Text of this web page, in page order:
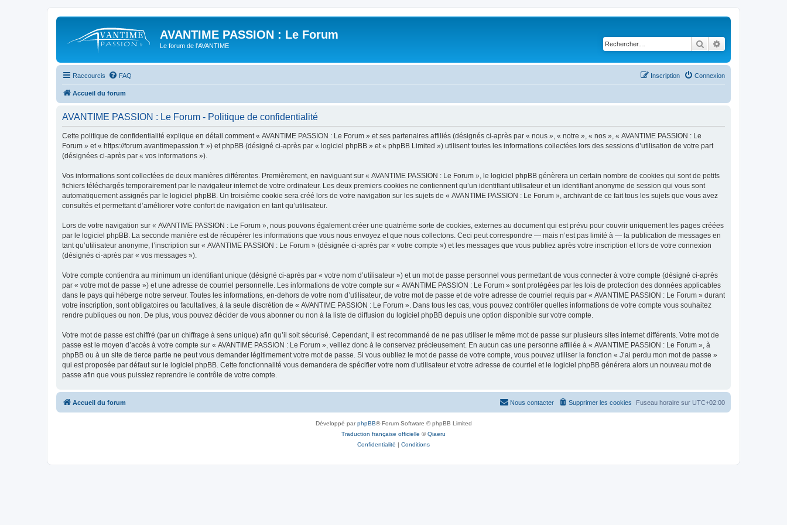
AVANTIME PASSION : Le Forum
Le forum de l'AVANTIME Rechercher
Raccourcis FAQ Connexion
Inscription
Accueil du forum
AVANTIME PASSION : Le Forum - Politique de confidentialité
Cette politique de confidentialité explique en détail comment « AVANTIME PASSION : Le Forum » et ses partenaires affiliés (désignés ci-après par « nous », « notre », « nos », « AVANTIME PASSION : Le
Forum » et « https://forum.avantimepassion.fr ») et phpBB (désigné ci-après par « logiciel phpBB » et « phpBB Limited ») utilisent toutes les informations collectées lors des sessions d’utilisation de votre part
(désignées ci-après par « vos informations »).
Vos informations sont collectées de deux manières différentes. Premièrement, en naviguant sur « AVANTIME PASSION : Le Forum », le logiciel phpBB génèrera un certain nombre de cookies qui sont de petits
fichiers téléchargés temporairement par le navigateur internet de votre ordinateur. Les deux premiers cookies ne contiennent qu’un identifiant utilisateur et un identifiant anonyme de session qui vous sont
automatiquement assignés par le logiciel phpBB. Un troisième cookie sera créé lors de votre navigation sur les sujets de « AVANTIME PASSION : Le Forum », archivant de ce fait tous les sujets que vous avez
consultés et permettant d’améliorer votre confort de navigation en tant qu’utilisateur.
Lors de votre navigation sur « AVANTIME PASSION : Le Forum », nous pouvons également créer une quatrième sorte de cookies, externes au document qui est prévu pour couvrir uniquement les pages créées
par le logiciel phpBB. La seconde manière est de récupérer les informations que vous nous envoyez et que nous collectons. Ceci peut correspondre — mais n’est pas limité à — la publication de messages en
tant qu’utilisateur anonyme, l’inscription sur « AVANTIME PASSION : Le Forum » (désignée ci-après par « votre compte ») et les messages que vous publiez après votre inscription et lors de votre connexion
(désignés ci-après par « vos messages »).
Votre compte contiendra au minimum un identifiant unique (désigné ci-après par « votre nom d’utilisateur ») et un mot de passe personnel vous permettant de vous connecter à votre compte (désigné ci-après
par « votre mot de passe ») et une adresse de courriel personnelle. Les informations de votre compte sur « AVANTIME PASSION : Le Forum » sont protégées par les lois de protection des données applicables
dans le pays qui héberge notre serveur. Toutes les informations, en-dehors de votre nom d’utilisateur, de votre mot de passe et de votre adresse de courriel requis par « AVANTIME PASSION : Le Forum » durant
votre inscription, sont obligatoires ou facultatives, à la seule discrétion de « AVANTIME PASSION : Le Forum ». Dans tous les cas, vous pouvez contrôler quelles informations de votre compte vous souhaitez
rendre publiques ou non. De plus, vous pouvez décider de vous abonner ou non à la liste de diffusion du logiciel phpBB depuis une option disponible sur votre compte.
Votre mot de passe est chiffré (par un chiffrage à sens unique) afin qu’il soit sécurisé. Cependant, il est recommandé de ne pas utiliser le même mot de passe sur plusieurs sites internet différents. Votre mot de
passe est le moyen d’accès à votre compte sur « AVANTIME PASSION : Le Forum », veillez donc à le conservez précieusement. En aucun cas une personne affiliée à « AVANTIME PASSION : Le Forum », à
phpBB ou à un site de tierce partie ne peut vous demander légitimement votre mot de passe. Si vous oubliez le mot de passe de votre compte, vous pouvez utiliser la fonction « J’ai perdu mon mot de passe »
qui est proposée par défaut sur le logiciel phpBB. Cette fonctionnalité vous demandera de spécifier votre nom d’utilisateur et votre adresse de courriel et le logiciel phpBB générera alors un nouveau mot de
passe afin que vous puissiez reprendre le contrôle de votre compte.
Accueil du forum Fuseau horaire sur UTC+02:00
Supprimer les cookies
Nous contacter
Développé parphpBB® Forum Software © phpBB Limited
Traduction française officielle ©Qiaeru
Confidentialité | Conditions